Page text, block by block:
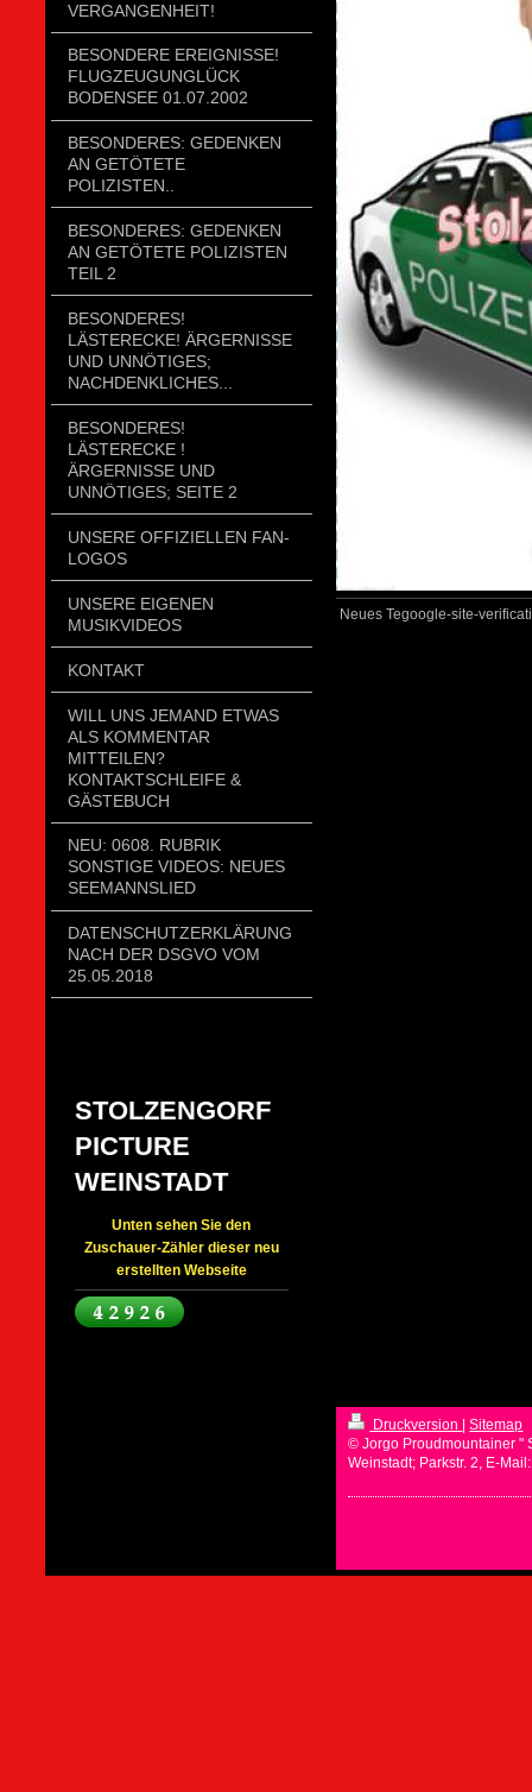
VERGANGENHEIT!
BESONDERE EREIGNISSE!
FLUGZEUGUNGLÜCK
BODENSEE 01.07.2002
BESONDERES: GEDENKEN
AN GETÖTETE
POLIZISTEN..
BESONDERES: GEDENKEN
AN GETÖTETE POLIZISTEN
TEIL 2
BESONDERES!
LÄSTERECKE! ÄRGERNISSE
UND UNNÖTIGES;
NACHDENKLICHES...
BESONDERES!
LÄSTERECKE !
ÄRGERNISSE UND
UNNÖTIGES; SEITE 2
UNSERE OFFIZIELLEN FAN-
LOGOS
UNSERE EIGENEN
MUSIKVIDEOS
KONTAKT
WILL UNS JEMAND ETWAS
ALS KOMMENTAR
MITTEILEN?
KONTAKTSCHLEIFE &
GÄSTEBUCH
NEU: 0608. RUBRIK
SONSTIGE VIDEOS: NEUES
SEEMANNSLIED
DATENSCHUTZERKLÄRUNG
NACH DER DSGVO VOM
25.05.2018
STOLZENGORF
PICTURE
WEINSTADT
Unten sehen Sie den
Zuschauer-Zähler dieser neu
erstellten Webseite
Neues Tegoogle-site-
Druckversion
Sitemap
© Jorgo Proudmountainer "
Weinstadt; Parkstr. 2, E-